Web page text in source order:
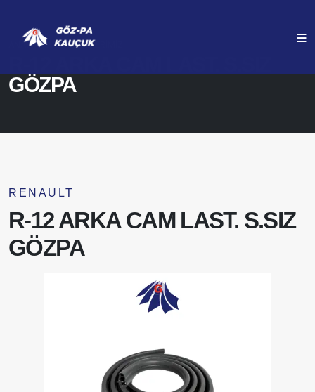
GÖZPA
ANASAYFA ÜRÜNLERIMIZ
RENAULT
R-12 ARKA CAM LAST. S.SIZ
GÖZPA